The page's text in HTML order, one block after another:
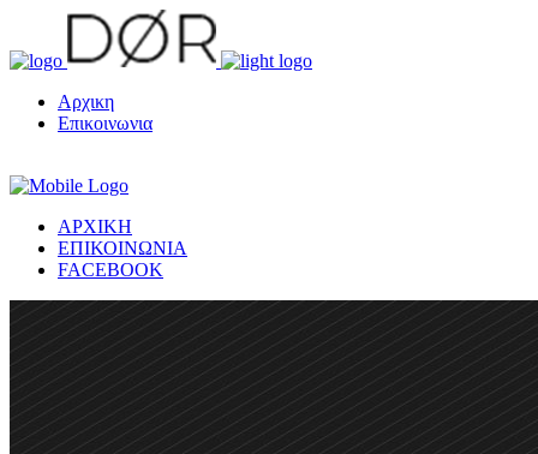
Αρχικη
Επικοινωνια
ΑΡΧΙΚΗ
ΕΠΙΚΟΙΝΩΝΙΑ
FACEBOOK